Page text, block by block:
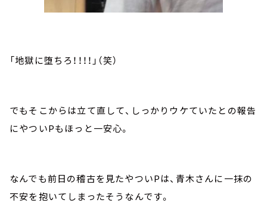
「地獄に堕ちろ！！！！」（笑）
でもそこからは立て直して、しっかりウケていたとの報告
にやついPもほっと一安心。
なんでも前日の稽古を見たやついPは、青木さんに一抹の
不安を抱いてしまったそうなんです。